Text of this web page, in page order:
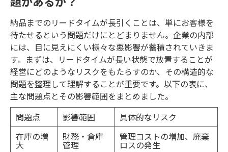
納品までのリードタイムが長引くことは、単にお客様を
待たせるという問題だけにとどまりません。企業の内部
には、目に見えにくい様々な悪影響が蓄積されていきま
す。まずは、リードタイムが長い状態で放置することが
経営にどのようなリスクをもたらすのか、その構造的な
問題を整理して理解することが重要です。以下の表に、
主な問題点とその影響範囲をまとめました。
問題点
影響範囲
具体的なリスク
在庫の増
大
財務・倉庫
管理
管理コストの増加、廃棄
ロスの発生